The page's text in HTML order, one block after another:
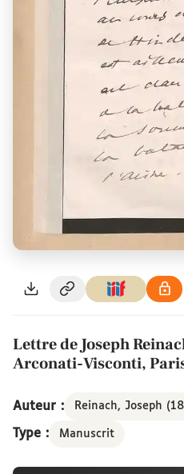
Lettre de Joseph
Arconati-Visconti,
Auteur : Reinach, Joseph
Type : Manuscrit